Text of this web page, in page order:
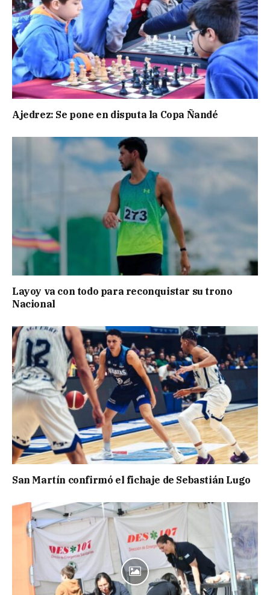
Ajedrez: Se pone en disputa la Copa Ñandé
Layoy va con todo para reconquistar su trono
Nacional
San Martín confirmó el fichaje de Sebastián Lugo